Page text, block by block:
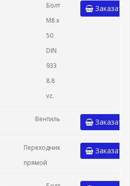
Болт
М8 х
50
DIN
933
8.8
vz.
Заказать
Вентиль Заказать
Переходник
прямой
Заказать